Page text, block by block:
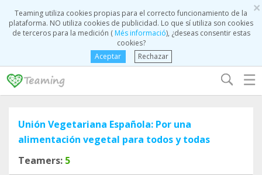
×
Teaming utiliza cookies propias para el correcto funcionamiento de la
plataforma. NO utiliza cookies de publicidad. Lo que sí utiliza son cookies
de terceros para la medición (Més informació), ¿deseas consentir estas
cookies?
Aceptar
Rechazar
☰
Unión Vegetariana Española: Por una
alimentación vegetal para todos y todas
Teamers: 5